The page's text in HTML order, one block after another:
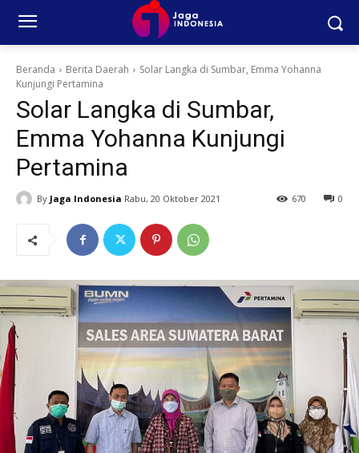
Beranda Berita Daerah
Solar Langka di Sumbar, Emma Yohanna
Kunjungi Pertamina
Solar Langka di Sumbar,
Emma Yohanna Kunjungi
Pertamina
By Jaga Indonesia Rabu, 20 Oktober 2021 0
670